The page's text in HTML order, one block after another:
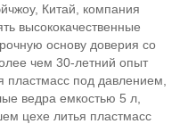
Китай, компания
высококачественные
основу доверия со
чем 30-летний опыт
пластмасс под давлением,
ведра емкостью 5 л,
цехе литья пластмасс